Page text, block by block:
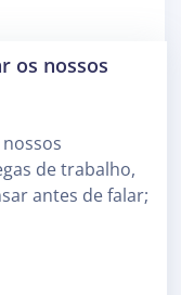
os nossos
de trabalho,
antes de falar;